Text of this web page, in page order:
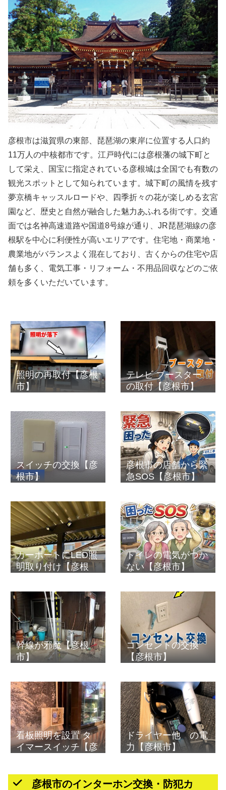
彦根市は滋賀県の東部、琵琶湖の東岸に位置する人口約
11万人の中核都市です。江戸時代には彦根藩の城下町と
して栄え、国宝に指定されている彦根城は全国でも有数の
観光スポットとして知られています。城下町の風情を残す
夢京橋キャッスルロードや、四季折々の花が楽しめる玄宮
園など、歴史と自然が融合した魅力あふれる街です。交通
面では名神高速道路や国道8号線が通り、JR琵琶湖線の彦
根駅を中心に利便性が高いエリアです。住宅地・商業地・
農業地がバランスよく混在しており、古くからの住宅や店
舗も多く、電気工事・リフォーム・不用品回収などのご依
頼を多くいただいています。
照明の再取付【彦根
市】
テレビ ブースター
の取付【彦根市】
スイッチの交換【彦
根市】
彦根市の店舗から緊
急SOS【彦根市】
カーポートにLED照
明取り付け【彦根
トイレの電気がつか
ない【彦根市】
幹線が邪魔【彦根
市】
コンセントの交換
【彦根市】
看板照明を設置 タ
イマースイッチ【彦
ドライヤー他 の電
力【彦根市】
彦根市のインターホン交換・防犯カ